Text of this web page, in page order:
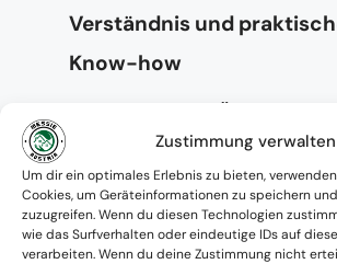
Zustimmung verwalten
Um dir ein optimales Erlebnis zu bieten,
Cookies, um Geräteinformationen zu speichern
zuzugreifen. Wenn du diesen Technologien
wie das Surfverhalten oder eindeutige IDs auf
verarbeiten. Wenn du deine Zustimmung nicht
Verständnis und
Know-how
Absolute Diskretion & keine
Zusammenarbeit mit
Einverständnis